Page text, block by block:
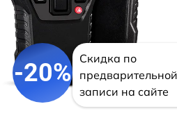
-20%
Скидка по
предварительной
записи на сайте